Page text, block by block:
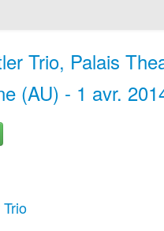
Trio, Palais
(AU) - 1 avr.